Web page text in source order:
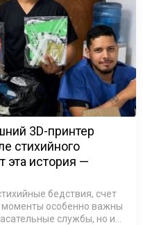
3D-принтер
стихийного
эта история —
бедствия, счет
моменты особенно важны
службы, но и